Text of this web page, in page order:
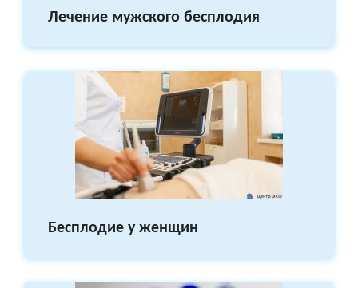
Лечение мужского бесплодия
Бесплодие у женщин